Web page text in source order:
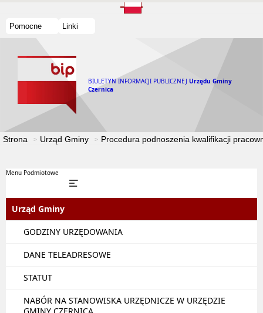
Pomocne Linki
BIULETYN INFORMACJI PUBLICZNEJ Urzędu Gminy
Czernica
Strona Urząd Gminy Procedura podnoszenia kwalifikacji
Menu Podmiotowe
Urząd Gminy
GODZINY URZĘDOWANIA
DANE TELEADRESOWE
STATUT
NABÓR NA STANOWISKA URZĘDNICZE W URZĘDZIE